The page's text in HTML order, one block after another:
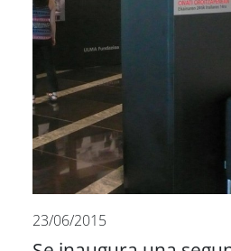
23/06/2015